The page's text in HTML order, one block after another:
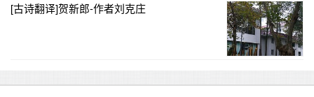
[古诗翻译]贺新郎-作者刘克庄